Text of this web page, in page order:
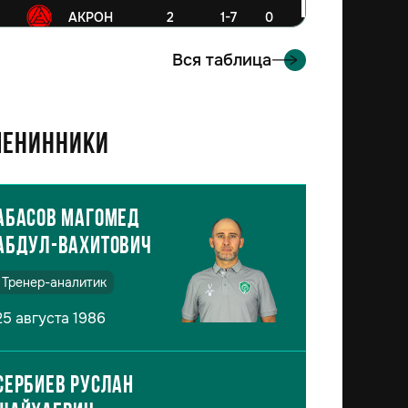
АКРОН 2 1-7 0
Вся таблица
Магомед
Вахитович
Тренер-аналитик
августа 1986
Руслан